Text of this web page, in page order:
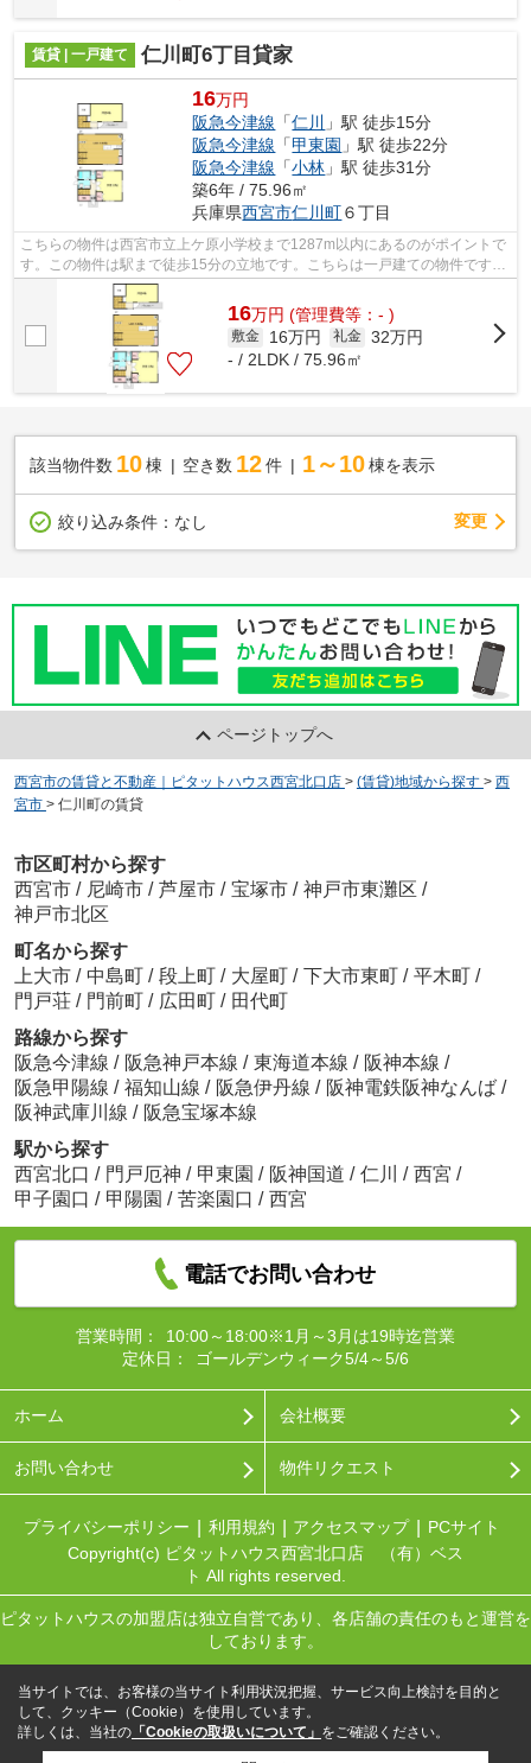
賃貸 | 一戸建て 仁川町6丁目貸家
16万円
阪急今津線 「仁川
」駅 徒歩15分
阪急今津線 「甲東園 」駅 徒歩22分
阪急今津線 「小林 」駅 徒歩31分
築6年 / 75.96㎡
兵庫県西宮市仁川町６丁目
こちらの物件は西宮市立上ケ原小学校まで1287m以内にあるのがポイントで
す。この物件は駅まで徒歩15分の立地です。こちらは一戸建ての物件です。
こちらは初期費用をカードでお支払いい...
16万円 (管理費等：- )
敷金 16万円 礼金 32万円
- / 2LDK / 75.96㎡
該当物件数 10棟 空き数 12 件 1～10 棟を表示
絞り込み条件： なし 変更
ページトップへ
西宮市の賃貸と不動産｜ピタットハウス西宮北口店 > (賃貸)地域から探す > 西
宮市 > 仁川町の賃貸
市区町村から探す
西宮市 / 尼崎市 / 芦屋市 / 宝塚市 / 神戸市東灘区 /
神戸市北区
町名から探す
上大市 / 中島町 / 段上町 / 大屋町 / 下大市東町 / 平木町 /
門戸荘 / 門前町 / 広田町 / 田代町
路線から探す
阪急今津線 / 阪急神戸本線 / 東海道本線 / 阪神本線 /
阪急甲陽線 / 福知山線 / 阪急伊丹線 / 阪神電鉄阪神なんば /
阪神武庫川線 / 阪急宝塚本線
駅から探す
西宮北口 / 門戸厄神 / 甲東園 / 阪神国道 / 仁川 / 西宮 /
甲子園口 / 甲陽園 / 苦楽園口 / 西宮
電話でお問い合わせ
営業時間：
10:00～18:00※1月～3月は19時迄営業
定休日：
ゴールデンウィーク5/4～5/6
ホーム 会社概要
お問い合わせ 物件リクエスト
プライバシーポリシー 利用規約 アクセスマップ
PCサイト
Copyright(c) ピタットハウス西宮北口店 （有）ベス
ト All rights reserved.
ピタットハウスの加盟店は独立自営であり、各店舗の責任のもと運営を
しております。
当サイトでは、お客様の当サイト利用状況把握、サービス向上検討を目的と
して、クッキー（Cookie）を使用しています。
詳しくは、当社の 「Cookieの取扱いについて」 をご確認ください。